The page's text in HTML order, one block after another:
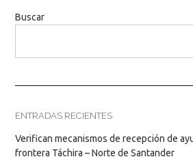
Buscar
ENTRADAS RECIENTES
Verifican mecanismos de recepción de
frontera Táchira – Norte de Santander